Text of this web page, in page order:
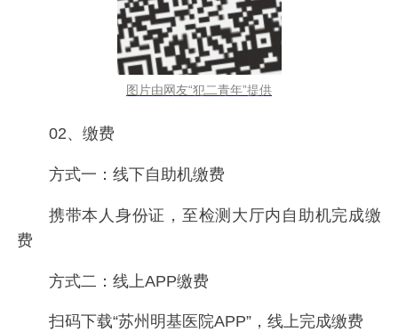
图片由网友“犯二青年”提供
02、缴费
方式一：线下自助机缴费
携带本人身份证，至检测大厅内自助机完成缴
费
方式二：线上APP缴费
扫码下载“苏州明基医院APP”，线上完成缴费